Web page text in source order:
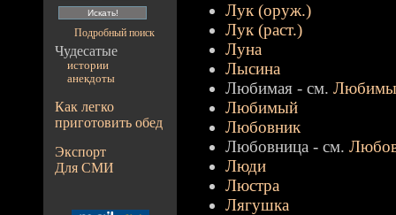
Подробный поиск
Чудесатые
истории
анекдоты
Как легко
приготовить обед
Экспорт
Для СМИ
Лук (оруж.)
Лук (раст.)
Луна
Лысина
Любимая - см.
Любимый
Любовник
Любовница - см.
Люди
Люстра
Лягушка